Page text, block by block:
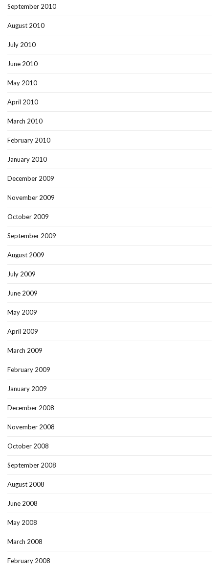
September 2010
August 2010
July 2010
June 2010
May 2010
April 2010
March 2010
February 2010
January 2010
December 2009
November 2009
October 2009
September 2009
August 2009
July 2009
June 2009
May 2009
April 2009
March 2009
February 2009
January 2009
December 2008
November 2008
October 2008
September 2008
August 2008
June 2008
May 2008
March 2008
February 2008